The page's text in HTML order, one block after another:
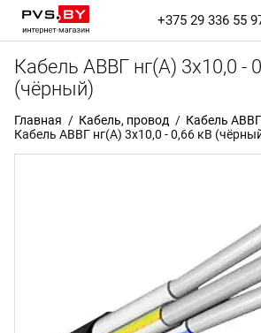
+375 29 336 55
Кабель АВВГ нг(А) 3х10,0 -
(чёрный)
Главная Кабель, провод
Кабель
Кабель АВВГ нг(А) 3х10,0 - 0,66 кВ